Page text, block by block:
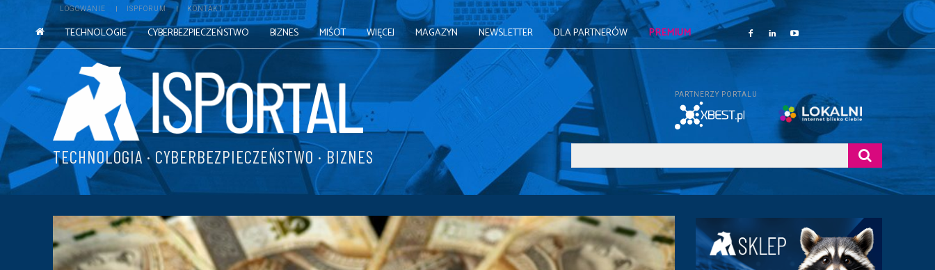
LOGOWANIE ISPFORUM KONTAKT
TECHNOLOGIE CYBERBEZPIECZEŃSTWO BIZNES MIŚOT WIĘCEJ MAGAZYN NEWSLETTER DLA PARTNERÓW PREMIUM
TECHNOLOGIA · CYBERBEZPIECZEŃSTWO · BIZNES
PARTNERZY PORTALU